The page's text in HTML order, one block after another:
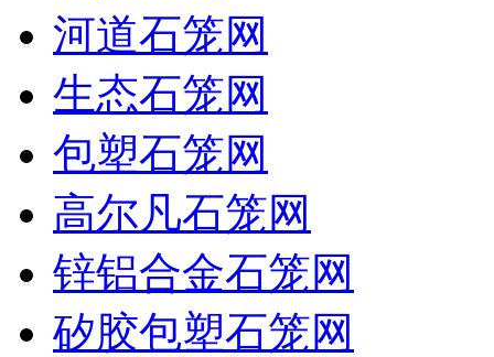
河道石笼网
生态石笼网
包塑石笼网
高尔凡石笼网
锌铝合金石笼网
矽胶包塑石笼网